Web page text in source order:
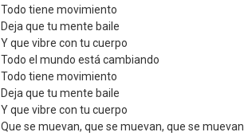
Todo tiene movimiento
Deja que tu mente baile
Y que vibre con tu cuerpo
Todo el mundo está cambiando
Todo tiene movimiento
Deja que tu mente baile
Y que vibre con tu cuerpo
Que se muevan, que se muevan, que se muevan